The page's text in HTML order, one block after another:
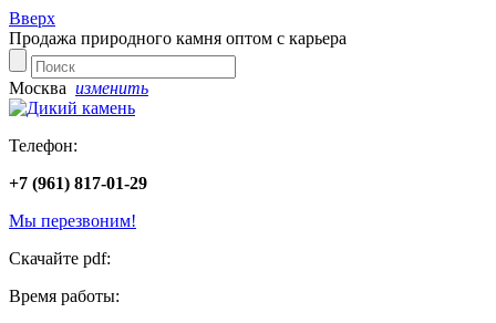
Вверх
Продажа природного камня оптом с карьера
Москва изменить
Телефон:
+7 (961) 817-01-29
Мы перезвоним!
Скачайте pdf:
Время работы: